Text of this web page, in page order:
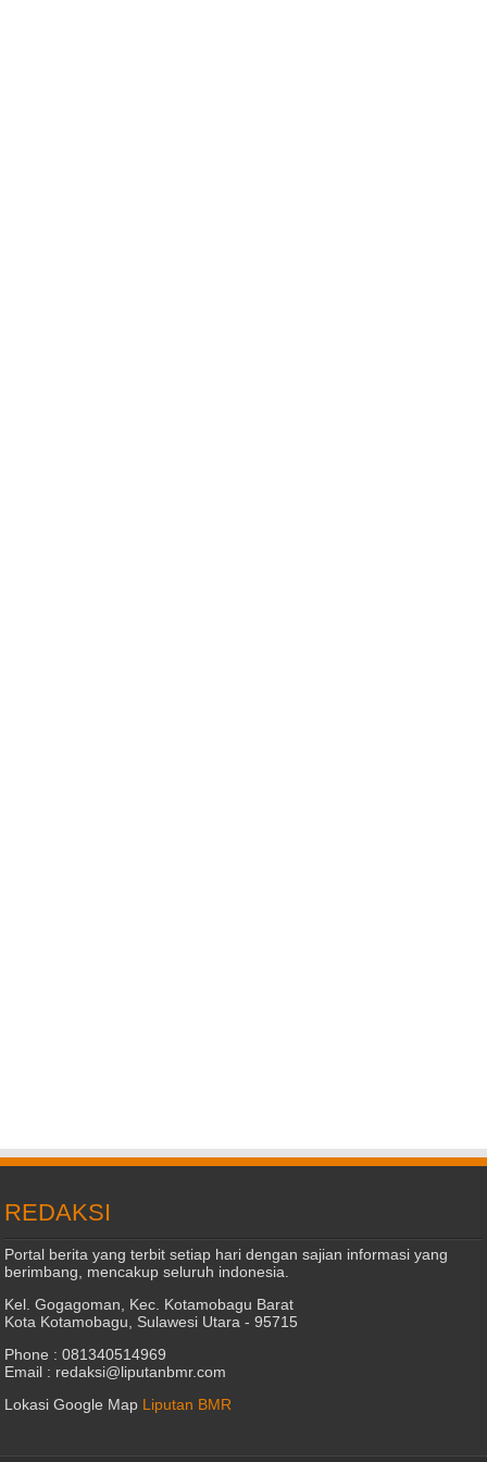
REDAKSI
Portal berita yang terbit setiap hari dengan sajian informasi yang
berimbang, mencakup seluruh indonesia.
Kel. Gogagoman, Kec. Kotamobagu Barat
Kota Kotamobagu, Sulawesi Utara - 95715
Phone : 081340514969
Email : redaksi@liputanbmr.com
Lokasi Google Map Liputan BMR